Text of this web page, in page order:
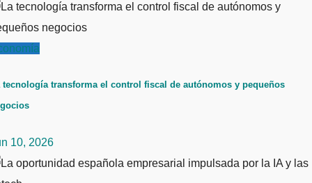
tecnología transforma el control fiscal de autónomos y pequeños
10, 2026